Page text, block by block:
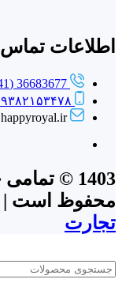
اطلاعات تماس
36683677 (041)
1403 ©
محفوظ است |
تجارت